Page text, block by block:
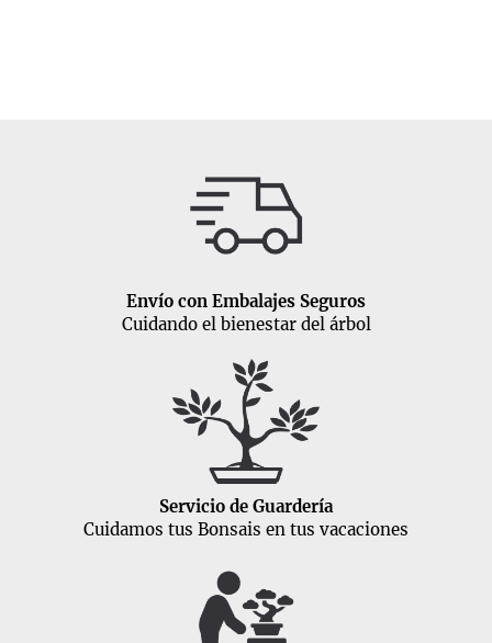
Envío con Embalajes Seguros
Cuidando el bienestar del árbol
Servicio de Guardería
Cuidamos tus Bonsais en tus vacaciones